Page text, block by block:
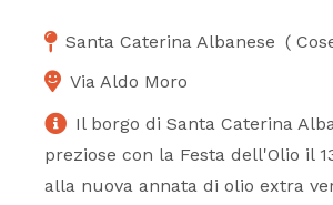
Santa Caterina Albanese (
Via Aldo Moro
Il borgo di Santa Caterina
preziose con la Festa dell'Olio il
alla nuova annata di olio extra